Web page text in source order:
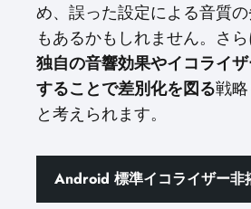
め、誤った設定による音質
もあるかもしれません。さら
独自の音響効果やイコライ
することで差別化を図る戦
と考えられます。
Android 標準イコライザー非